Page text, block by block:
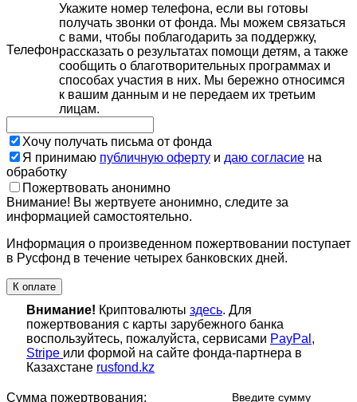
Телефон
Укажите номер телефона, если вы готовы
получать звонки от фонда. Мы можем связаться
с вами, чтобы поблагодарить за поддержку,
рассказать о результатах помощи детям, а также
сообщить о благотворительных программах и
способах участия в них. Мы бережно относимся
к вашим данным и не передаем их третьим
лицам.
Хочу получать письма от фонда
Я принимаю публичную оферту и даю согласие на
обработку
Пожертвовать анонимно
Внимание! Вы жертвуете анонимно, следите за
информацией самостоятельно.
Информация о произведенном пожертвовании поступает
в Русфонд в течение четырех банковских дней.
К оплате
Внимание! Криптовалюты здесь. Для
пожертвования с карты зарубежного банка
воспользуйтесь, пожалуйста, сервисами PayPal ,
Stripe или формой на сайте фонда-партнера в
Казахстане rusfond.kz
Сумма пожертвования: Введите сумму